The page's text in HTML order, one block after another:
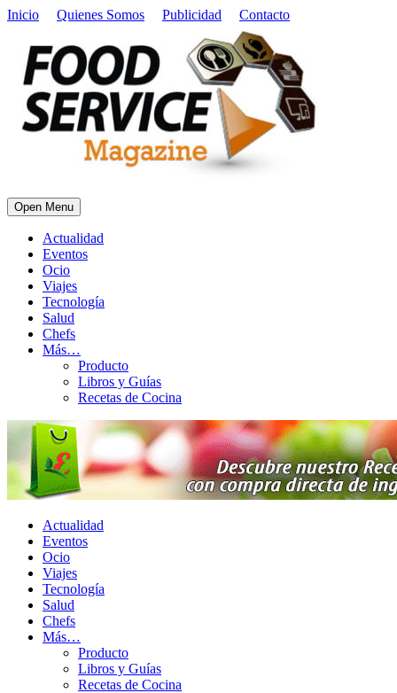
Inicio Quienes Somos Publicidad Contacto
Open Menu
Actualidad
Eventos
Ocio
Viajes
Tecnología
Salud
Chefs
Más…
Producto
Libros y Guías
Recetas de Cocina
Actualidad
Eventos
Ocio
Viajes
Tecnología
Salud
Chefs
Más…
Producto
Libros y Guías
Recetas de Cocina